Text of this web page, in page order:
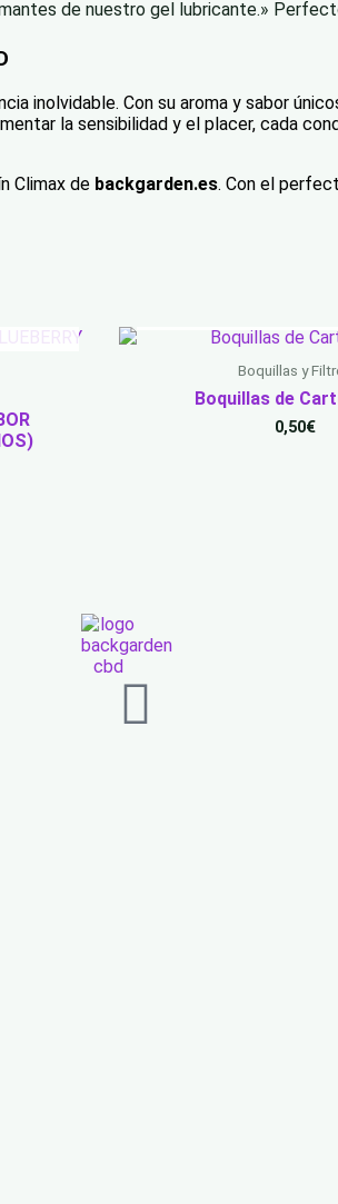
de nuestro gel lubricante.»
inolvidable. Con su aroma y sabor
la sensibilidad y el placer, cada
Climax de backgarden.es. Con el
Boquillas y
Boquillas de
0,50€
Tiktok